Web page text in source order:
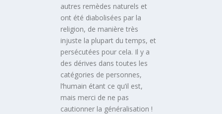
autres remèdes naturels et
ont été diabolisées par la
religion, de manière très
injuste la plupart du temps, et
persécutées pour cela. Il y a
des dérives dans toutes les
catégories de personnes,
l’humain étant ce qu’il est,
mais merci de ne pas
cautionner la généralisation !